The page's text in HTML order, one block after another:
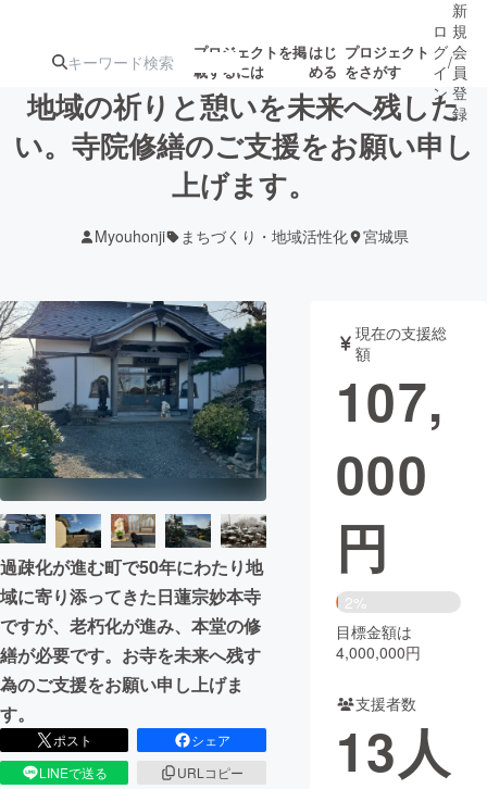
プロジェクトを掲
載するには
はじ
める
プロジェクト
をさがす
注目の新着プロ
ジェクト
募集終了が近いプ
ロジェクト
テクノロジー・ガジェット
映像・映画 書籍・雑誌
ビジネス・起業 チャレンジ
まちづくり・地域活性化
CAMPFIRE for Social Good
CAMPFIRE Creation
CAMPFIREふるさと納税machi-ya コミュニティ
ロ
グ
イ
ン
/
新
規
会
員
登
録
地域の祈りと憩いを未来へ残した
い。寺院修繕のご支援をお願い申し
上げます。
Myouhonji まちづくり・地域活性化 宮城県
過疎化が進む町で50年にわたり地
域に寄り添ってきた日蓮宗妙本寺
ですが、老朽化が進み、本堂の修
繕が必要です。お寺を未来へ残す
為のご支援をお願い申し上げま
す。
ポスト
シェア
LINEで送る
URLコピー
現在の支援総
額
107,
000
円
2%
目標金額は
4,000,000円
支援者数
13人